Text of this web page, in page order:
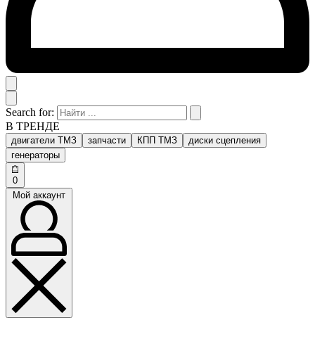
Search for:
В ТРЕНДЕ
двигатели ТМЗ запчасти КПП ТМЗ
диски сцепления
генераторы
0
Мой аккаунт